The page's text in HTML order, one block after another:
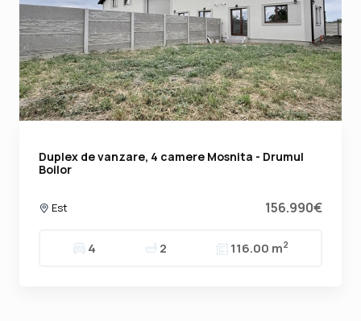
Duplex de vanzare, 4 camere Mosnita - Drumul
Boilor
Est 156.990€
4 2 116.00 m2